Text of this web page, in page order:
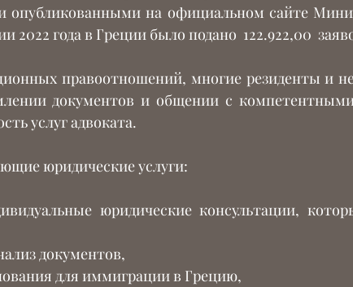
опубликованными на официальном сайте
2022 года в Греции было подано 122.922,00
правоотношений, многие резиденты и
документов и общении с
услуг адвоката.
юридические услуги:
юридические консультации,
документов,
для иммиграции в Грецию,